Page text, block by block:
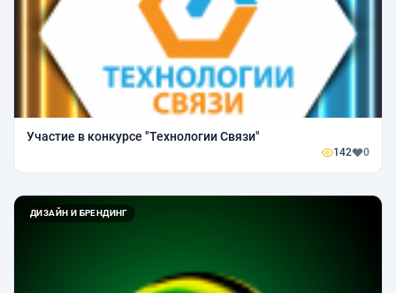
Участие в конкурсе "Технологии Связи"
142 0
ДИЗАЙН И БРЕНДИНГ